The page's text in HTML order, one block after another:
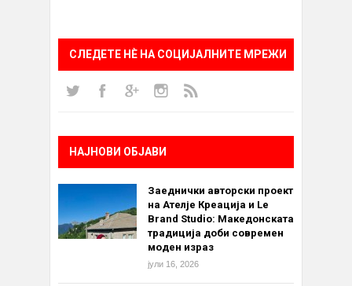
СЛЕДЕТЕ НÈ НА СОЦИЈАЛНИТЕ МРЕЖИ
НАЈНОВИ ОБЈАВИ
Заеднички авторски проект
на Ателје Креација и Le
Brand Studio: Македонската
традиција доби современ
моден израз
јули 16, 2026